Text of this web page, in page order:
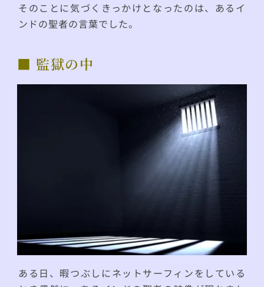
そのことに気づくきっかけとなったのは、あるイ
ンドの聖者の言葉でした。
■ 監獄の中
ある日、暇つぶしにネットサーフィンをしている